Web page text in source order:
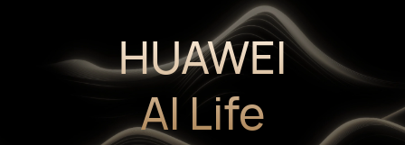
HUAWEI
AI Life